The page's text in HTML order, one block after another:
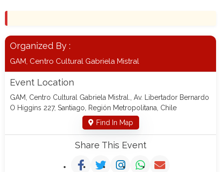
Organized By :
GAM, Centro Cultural Gabriela Mistral
Event Location
GAM, Centro Cultural Gabriela Mistral., Av. Libertador Bernardo
O Higgins 227, Santiago, Región Metropolitana, Chile
Find In Map
Share This Event